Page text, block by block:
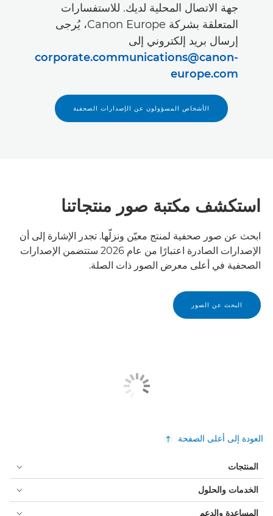
جهة الاتصال المحلية لديك. للاستفسارات
المتعلقة بشركة Canon Europe، يُرجى
إرسال بريد إلكتروني إلى
corporate.communications@canon-
europe.com
الأشخاص المسؤولون عن الإصدارات الصحفية
استكشف مكتبة صور منتجاتنا
ابحث عن صور صحفية لمنتج معيّن ونزلّها. تجدر الإشارة إلى أن
الإصدارات الصادرة اعتبارًا من عام 2026 ستتضمن الإصدارات
الصحفية في أعلى معرض الصور ذات الصلة.
البحث عن الصور
العودة إلى أعلى الصفحة
المنتجات
الخدمات والحلول
المساعدة والدعم